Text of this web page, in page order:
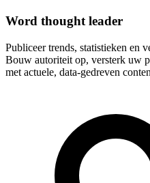
Word thought leader
Publiceer trends, statistieken en
Bouw autoriteit op, versterk uw
met actuele, data-gedreven